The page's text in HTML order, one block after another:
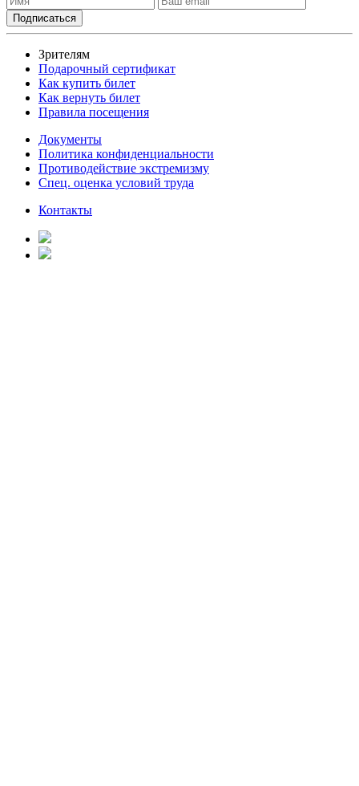
Зрителям
Подарочный сертификат
Как купить билет
Как вернуть билет
Правила посещения
Документы
Политика конфиденциальности
Противодействие экстремизму
Спец. оценка условий труда
Контакты